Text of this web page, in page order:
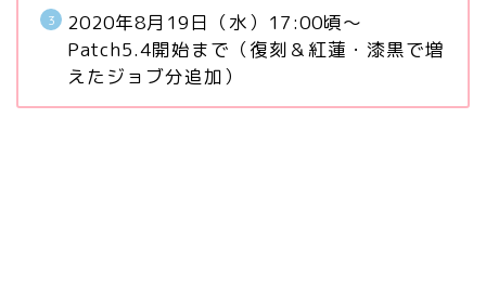
2020年8月19日（水）17:00頃～
Patch5.4開始まで（復刻＆紅蓮・漆黒で増
えたジョブ分追加）